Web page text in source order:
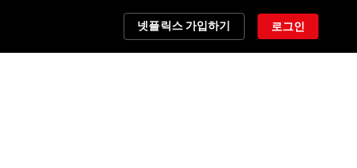
넷플릭스 가입하기 로그인